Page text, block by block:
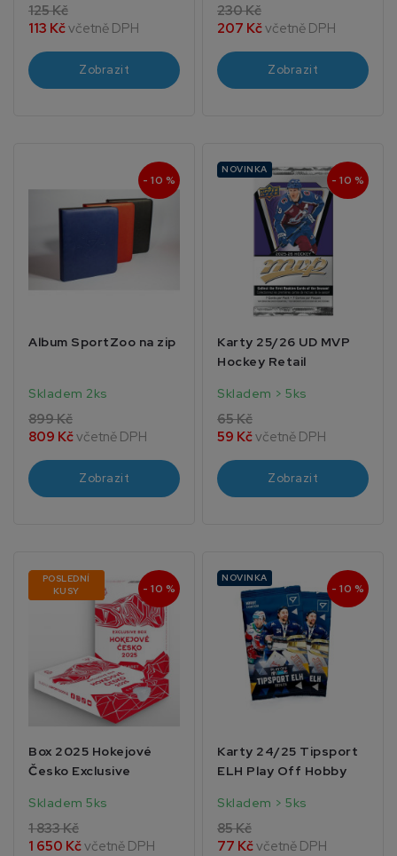
125 Kč
113 Kčvčetně DPH
Zobrazit
230 Kč
207 Kčvčetně DPH
Zobrazit
- 10 %
Album SportZoo na zip
Skladem 2ks
899 Kč
809 Kčvčetně DPH
Zobrazit
NOVINKA
- 10 %
Karty 25/26 UD MVP
Hockey Retail
Skladem > 5ks
65 Kč
59 Kčvčetně DPH
Zobrazit
POSLEDNÍ
KUSY
- 10 %
Box 2025 Hokejové
Česko Exclusive
Skladem 5ks
1 833 Kč
1 650 Kčvčetně DPH
NOVINKA
- 10 %
Karty 24/25 Tipsport
ELH Play Off Hobby
Skladem > 5ks
85 Kč
77 Kčvčetně DPH